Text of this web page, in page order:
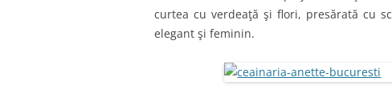
curtea cu verdeaţă şi flori, presărată cu
elegant şi feminin.